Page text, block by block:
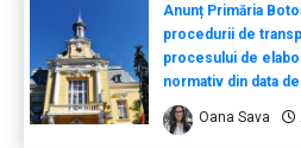
Anunț Primăria
procedurii de
procesului de
normativ din data
Oana Sava